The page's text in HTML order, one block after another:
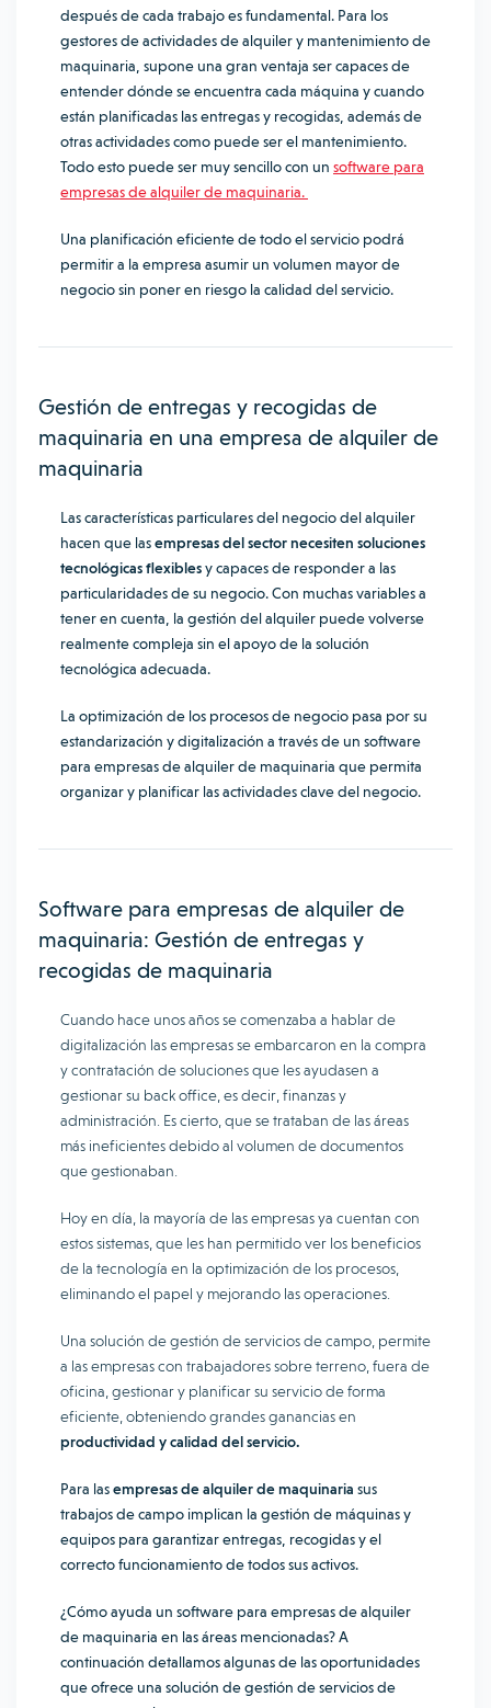
después de cada trabajo es fundamental. Para los
gestores de actividades de alquiler y mantenimiento de
maquinaria, supone una gran ventaja ser capaces de
entender dónde se encuentra cada máquina y cuando
están planificadas las entregas y recogidas, además de
otras actividades como puede ser el mantenimiento.
Todo esto puede ser muy sencillo con un software para
empresas de alquiler de maquinaria.
Una planificación eficiente de todo el servicio podrá
permitir a la empresa asumir un volumen mayor de
negocio sin poner en riesgo la calidad del servicio.
Gestión de entregas y recogidas de
maquinaria en una empresa de alquiler de
maquinaria
Las características particulares del negocio del alquiler
hacen que lasempresas del sector necesiten soluciones
tecnológicas flexiblesy capaces de responder a las
particularidades de su negocio. Con muchas variables a
tener en cuenta, la gestión del alquiler puede volverse
realmente compleja sin el apoyo de la solución
tecnológica adecuada.
La optimización de los procesos de negocio pasa por su
estandarización y digitalización a través de un software
para empresas de alquiler de maquinaria que permita
organizar y planificar las actividades clave del negocio.
Software para empresas de alquiler de
maquinaria: Gestión de entregas y
recogidas de maquinaria
Cuando hace unos años se comenzaba a hablar de
digitalización las empresas se embarcaron en la compra
y contratación de soluciones que les ayudasen a
gestionar su back office, es decir, finanzas y
administración. Es cierto, que se trataban de las áreas
más ineficientes debido al volumen de documentos
que gestionaban.
Hoy en día, la mayoría de las empresas ya cuentan con
estos sistemas, que les han permitido ver los beneficios
de la tecnología en la optimización de los procesos,
eliminando el papel y mejorando las operaciones.
Una solución de gestión de servicios de campo, permite
a las empresas con trabajadores sobre terreno, fuera de
oficina, gestionar y planificar su servicio de forma
eficiente, obteniendo grandes ganancias en
productividad y calidad del servicio.
Para lasempresas de alquiler de maquinaria sus
trabajos de campo implican la gestión de máquinas y
equipos para garantizar entregas, recogidas y el
correcto funcionamiento de todos sus activos.
¿Cómo ayuda un software para empresas de alquiler
de maquinaria en las áreas mencionadas? A
continuación detallamos algunas de las oportunidades
que ofrece una solución de gestión de servicios de